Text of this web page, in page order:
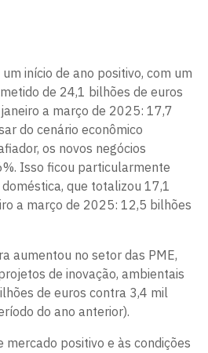
início de ano positivo, com um
de 24,1 bilhões de euros
a março de 2025: 17,7
do cenário econômico
os novos negócios
Isso ficou particularmente
que totalizou 17,1
a março de 2025: 12,5 bilhões
aumentou no setor das PME,
de inovação, ambientais
de euros contra 3,4 mil
do ano anterior).
mercado positivo e às condições